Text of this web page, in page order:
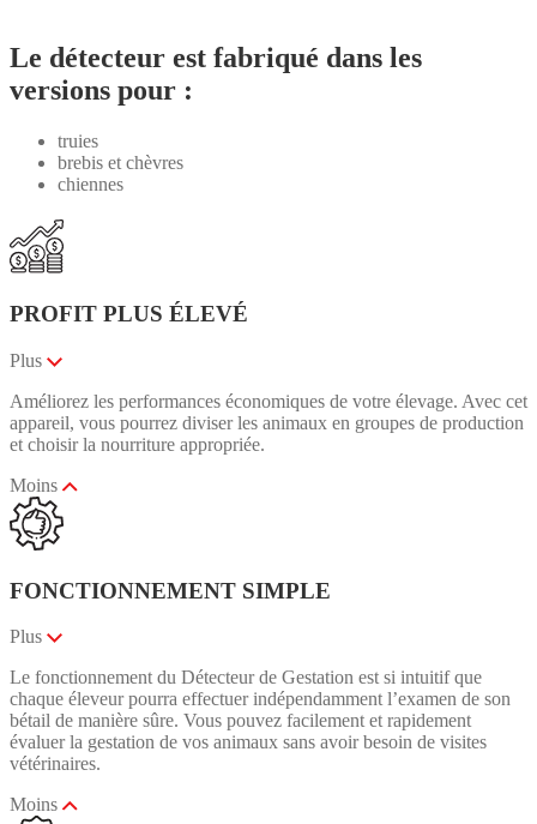
Le détecteur est fabriqué dans les
versions pour :
truies
brebis et chèvres
chiennes
PROFIT PLUS ÉLEVÉ
Plus
Améliorez les performances économiques de votre élevage. Avec cet
appareil, vous pourrez diviser les animaux en groupes de production
et choisir la nourriture appropriée.
Moins
FONCTIONNEMENT SIMPLE
Plus
Le fonctionnement du Détecteur de Gestation est si intuitif que
chaque éleveur pourra effectuer indépendamment l’examen de son
bétail de manière sûre. Vous pouvez facilement et rapidement
évaluer la gestation de vos animaux sans avoir besoin de visites
vétérinaires.
Moins